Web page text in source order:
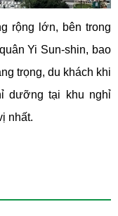
rộng lớn, bên trong
Yi Sun-shin, bao
trọng, du khách khi
dưỡng tại khu nghỉ
nhất.